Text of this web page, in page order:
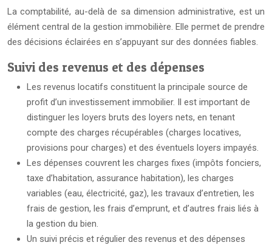
La comptabilité, au-delà de sa dimension administrative, est un
élément central de la gestion immobilière. Elle permet de prendre
des décisions éclairées en s’appuyant sur des données fiables.
Suivi des revenus et des dépenses
Les revenus locatifs constituent la principale source de
profit d’un investissement immobilier. Il est important de
distinguer les loyers bruts des loyers nets, en tenant
compte des charges récupérables (charges locatives,
provisions pour charges) et des éventuels loyers impayés.
Les dépenses couvrent les charges fixes (impôts fonciers,
taxe d’habitation, assurance habitation), les charges
variables (eau, électricité, gaz), les travaux d’entretien, les
frais de gestion, les frais d’emprunt, et d’autres frais liés à
la gestion du bien.
Un suivi précis et régulier des revenus et des dépenses